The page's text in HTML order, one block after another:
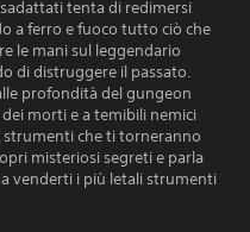
tenta di redimersi
a ferro e fuoco tutto ciò che
le mani sul leggendario
di distruggere il passato.
profondità del gungeon
morti e a temibili nemici
strumenti che ti torneranno
misteriosi segreti e parla
venderti i più letali strumenti